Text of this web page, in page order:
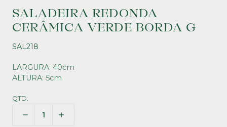
SALADEIRA REDONDA
CERÂMICA VERDE BORDA G
SAL218
LARGURA: 40cm
ALTURA: 5cm
QTD.